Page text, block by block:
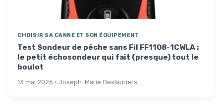
CHOISIR SA CANNE ET SON ÉQUIPEMENT
Test Sondeur de pêche sans Fil FF1108-1CWLA :
le petit échosondeur qui fait (presque) tout le
boulot
13 mai 2026 · Joseph-Marie Deslauriers